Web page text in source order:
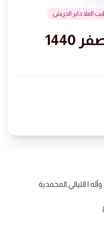
الملا جابر الجريش
مجلس ليلة 27 صفر 1440
| الليالي المحمدية